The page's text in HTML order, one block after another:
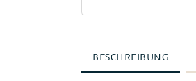
BESCHREIBUNG